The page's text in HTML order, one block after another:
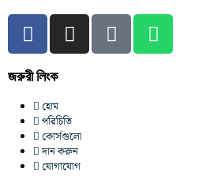
জরুরী লিংক
হোম
পরিচিতি
কোর্সগুলো
দান করুন
যোগাযোগ